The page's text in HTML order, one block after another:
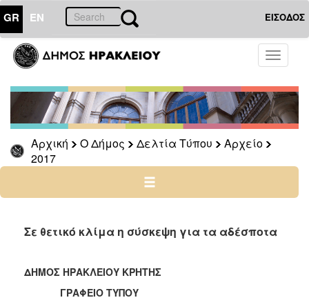
GR EN ΕΙΣΟΔΟΣ
Toggle
Αρχική Ο Δήμος Δελτία Τύπου
Αρχείο
2017
ΔΗΜΟΣ
Δελτία
Τύπου
Αρχείο
2026
2025
2022
2020
2019
Σε θετικό κλίμα η σύσκεψη για τα αδέσποτα
ΔΗΜΟΣ ΗΡΑΚΛΕΙΟΥ ΚΡΗΤΗΣ
ΓΡΑΦΕΙΟ ΤΥΠΟΥ